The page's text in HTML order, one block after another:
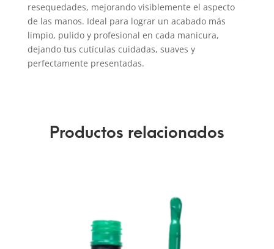
resequedades, mejorando visiblemente el aspecto
de las manos. Ideal para lograr un acabado más
limpio, pulido y profesional en cada manicura,
dejando tus cutículas cuidadas, suaves y
perfectamente presentadas.
Productos relacionados